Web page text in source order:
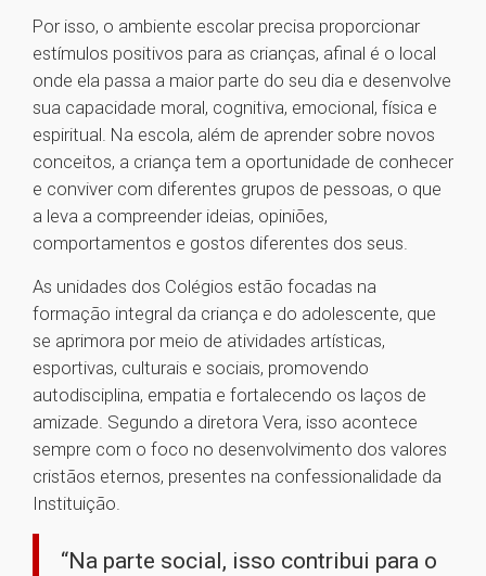
Por isso, o ambiente escolar precisa proporcionar
estímulos positivos para as crianças, afinal é o local
onde ela passa a maior parte do seu dia e desenvolve
sua capacidade moral, cognitiva, emocional, física e
espiritual. Na escola, além de aprender sobre novos
conceitos, a criança tem a oportunidade de conhecer
e conviver com diferentes grupos de pessoas, o que
a leva a compreender ideias, opiniões,
comportamentos e gostos diferentes dos seus.
As unidades dos Colégios estão focadas na
formação integral da criança e do adolescente, que
se aprimora por meio de atividades artísticas,
esportivas, culturais e sociais, promovendo
autodisciplina, empatia e fortalecendo os laços de
amizade. Segundo a diretora Vera, isso acontece
sempre com o foco no desenvolvimento dos valores
cristãos eternos, presentes na confessionalidade da
Instituição.
“Na parte social, isso contribui para o